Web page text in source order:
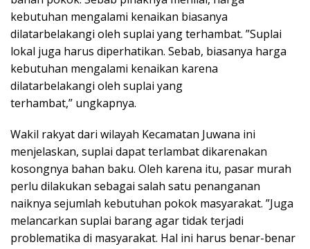
kebutuhan mengalami kenaikan biasanya
dilatarbelakangi oleh suplai yang terhambat. ”Suplai
lokal juga harus diperhatikan. Sebab, biasanya harga
kebutuhan mengalami kenaikan karena
dilatarbelakangi oleh suplai yang
terhambat,” ungkapnya.
Wakil rakyat dari wilayah Kecamatan Juwana ini
menjelaskan, suplai dapat terlambat dikarenakan
kosongnya bahan baku. Oleh karena itu, pasar murah
perlu dilakukan sebagai salah satu penanganan
naiknya sejumlah kebutuhan pokok masyarakat. ”Juga
melancarkan suplai barang agar tidak terjadi
problematika di masyarakat. Hal ini harus benar-benar